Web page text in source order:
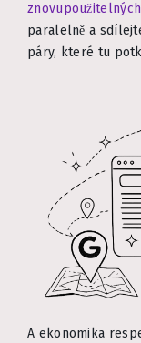
paralelně a
páry, které tu
A ekonomika